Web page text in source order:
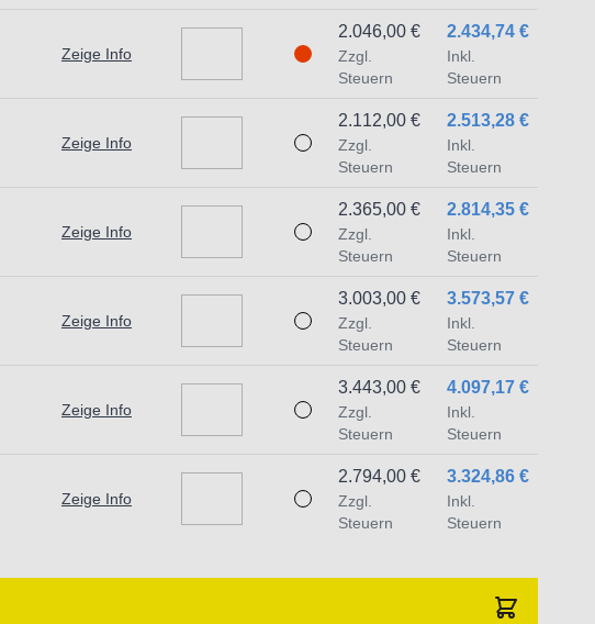
Zeige Info
2.434,74 €
Inkl.
Steuern
2.046,00 €
Zzgl.
Steuern
Zeige Info
2.513,28 €
Inkl.
Steuern
2.112,00 €
Zzgl.
Steuern
Zeige Info
2.814,35 €
Inkl.
Steuern
2.365,00 €
Zzgl.
Steuern
Zeige Info
3.573,57 €
Inkl.
Steuern
3.003,00 €
Zzgl.
Steuern
Zeige Info
4.097,17 €
Inkl.
Steuern
3.443,00 €
Zzgl.
Steuern
Zeige Info
3.324,86 €
Inkl.
Steuern
2.794,00 €
Zzgl.
Steuern